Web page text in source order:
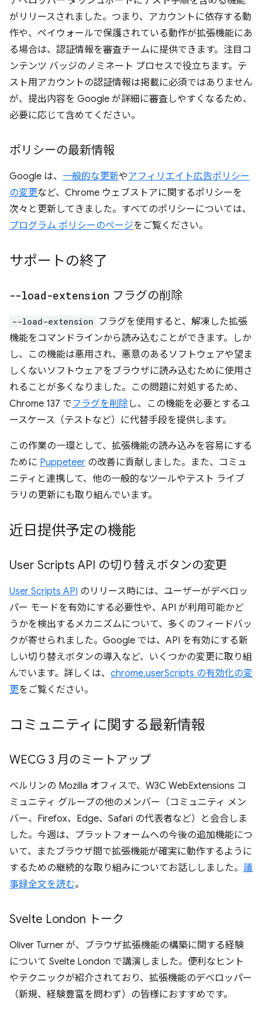
がリリースされました。つまり、アカウントに依存する動
作や、ペイウォールで保護されている動作が拡張機能にあ
る場合は、認証情報を審査チームに提供できます。注目コ
ンテンツ バッジのノミネート プロセスで役立ちます。テ
スト用アカウントの認証情報は掲載に必須ではありません
が、提出内容を Google が詳細に審査しやすくなるため、
必要に応じて含めてください。
ポリシーの最新情報
Google は、 一般的な更新やアフィリエイト広告ポリシー
の変更など、Chrome ウェブストアに関するポリシーを
次々と更新してきました。すべてのポリシーについては、
プログラム ポリシーのページをご覧ください。
サポートの終了
--load-extension フラグの削除
--load-extension フラグを使用すると、解凍した拡張
機能をコマンドラインから読み込むことができます。しか
し、この機能は悪用され、悪意のあるソフトウェアや望ま
しくないソフトウェアをブラウザに読み込むために使用さ
れることが多くなりました。この問題に対処するため、
Chrome 137 でフラグを削除し、この機能を必要とするユ
ースケース（テストなど）に代替手段を提供します。
この作業の一環として、拡張機能の読み込みを容易にする
ために Puppeteer の改善に貢献しました。また、コミュ
ニティと連携して、他の一般的なツールやテスト ライブ
ラリの更新にも取り組んでいます。
近日提供予定の機能
User Scripts API の切り替えボタンの変更
User Scripts API のリリース時には、ユーザーがデベロッ
パー モードを有効にする必要性や、API が利用可能かど
うかを検出するメカニズムについて、多くのフィードバッ
クが寄せられました。Google では、API を有効にする新
しい切り替えボタンの導入など、いくつかの変更に取り組
んでいます。詳しくは、 chrome.userScripts の有効化の変
更をご覧ください。
コミュニティに関する最新情報
WECG 3 月のミートアップ
ベルリンの Mozilla オフィスで、W3C WebExtensions コ
ミュニティ グループの他のメンバー（コミュニティ メン
バー、Firefox、Edge、Safari の代表者など）と会合しま
した。今週は、プラットフォームへの今後の追加機能につ
いて、またブラウザ間で拡張機能が確実に動作するように
するための継続的な取り組みについてお話ししました。 議
事録全文を読む。
Svelte London トーク
Oliver Turner が、ブラウザ拡張機能の構築に関する経験
について Svelte London で講演しました。便利なヒント
やテクニックが紹介されており、拡張機能のデベロッパー
（新規、経験豊富を問わず）の皆様におすすめです。